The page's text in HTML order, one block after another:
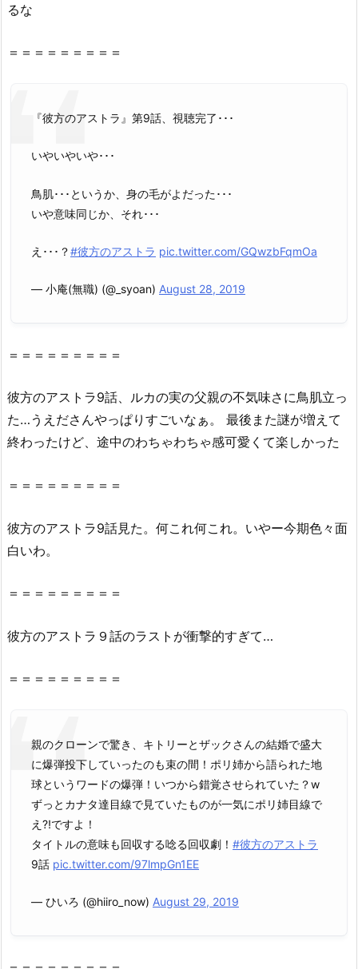
話
聴！
ー
X、
D
a
m
t
o
に
る？
彼
方
の
ア
ス
ト
ラ
話
Y
るな
＝＝＝＝＝＝＝＝＝
『彼方のアストラ』第9話、視聴完了･･･
いやいやいや･･･
鳥肌･･･というか、身の毛がよだった･･･
いや意味同じか、それ･･･
え･･･？#彼方のアストラ pic.twitter.com/GQwzbFqmOa
— 小庵(無職) (@_syoan) August 28, 2019
＝＝＝＝＝＝＝＝＝
彼方のアストラ9話、ルカの実の父親の不気味さに鳥肌立っ
た…うえださんやっぱりすごいなぁ。 最後また謎が増えて
終わったけど、途中のわちゃわちゃ感可愛くて楽しかった
＝＝＝＝＝＝＝＝＝
彼方のアストラ9話見た。何これ何これ。いやー今期色々面
白いわ。
＝＝＝＝＝＝＝＝＝
彼方のアストラ ９話のラストが衝撃的すぎて…
＝＝＝＝＝＝＝＝＝
親のクローンで驚き、キトリーとザックさんの結婚で盛大
に爆弾投下していったのも束の間！ポリ姉から語られた地
球というワードの爆弾！いつから錯覚させられていた？w
ずっとカナタ達目線で見ていたものが一気にポリ姉目線で
え⁈ですよ！
タイトルの意味も回収する唸る回収劇！ #彼方のアストラ
9話 pic.twitter.com/97lmpGn1EE
— ひいろ (@hiiro_now) August 29, 2019